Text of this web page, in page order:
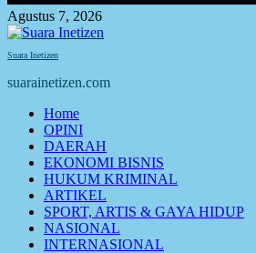
Agustus 7, 2026
Suara Inetizen
suarainetizen.com
Primary
Menu
Home
OPINI
DAERAH
EKONOMI BISNIS
HUKUM KRIMINAL
ARTIKEL
SPORT, ARTIS & GAYA HIDUP
NASIONAL
INTERNASIONAL